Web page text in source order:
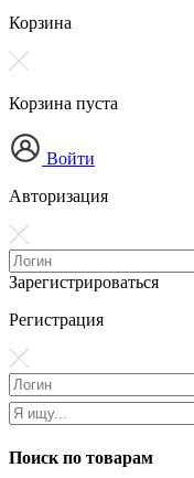
Корзина
Корзина пуста
Войти
Авторизация
Зарегистрироваться
Регистрация
Поиск по товарам